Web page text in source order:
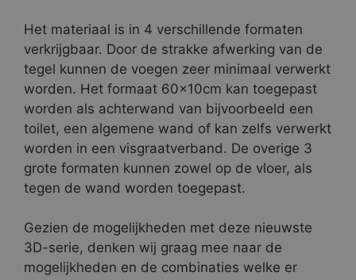
Het materiaal is in 4 verschillende formaten
verkrijgbaar. Door de strakke afwerking van de
tegel kunnen de voegen zeer minimaal verwerkt
worden. Het formaat 60x10cm kan toegepast
worden als achterwand van bijvoorbeeld een
toilet, een algemene wand of kan zelfs verwerkt
worden in een visgraatverband. De overige 3
grote formaten kunnen zowel op de vloer, als
tegen de wand worden toegepast.
Gezien de mogelijkheden met deze nieuwste
3D-serie, denken wij graag mee naar de
mogelijkheden en de combinaties welke er